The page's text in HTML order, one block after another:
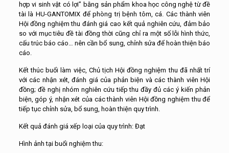
hợp vi sinh vật có lợi” bằng sản phẩm khoa học công nghệ từ đề
tài là HU-GANTOMIX để phòng trị bệnh tôm, cá. Các thành viên
Hội đồng nghiệm thu đánh giá cao kết quả nghiên cứu, đảm bảo
so với mục tiêu đề tài đồng thời cũng chỉ ra một số lỗi hình thức,
cấu trúc báo cáo… nên cần bổ sung, chỉnh sửa để hoàn thiện báo
cáo.
Kết thúc buổi làm việc, Chủ tịch Hội đồng nghiệm thu đã nhất trí
với các nhận xét, đánh giá của phản biện và các thành viên Hội
đồng; đề nghị nhóm nghiên cứu tiếp thu đầy đủ các ý kiến phản
biện, góp ý, nhận xét của các thành viên Hội đồng nghiệm thu để
tiếp tục chỉnh sửa, bổ sung, hoàn thiện quy trình.
Kết quả đánh giá xếp loại của quy trình: Đạt
Hình ảnh tại buổi nghiệm thu: